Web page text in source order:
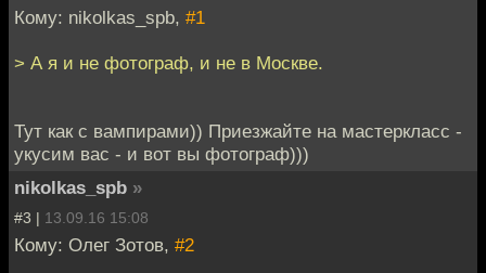
Кому: nikolkas_spb, #1
> А я и не фотограф, и не в Москве.
Тут как с вампирами)) Приезжайте на мастеркласс -
укусим вас - и вот вы фотограф)))
nikolkas_spb »
#3 | 13.09.16 15:08
Кому: Олег Зотов, #2